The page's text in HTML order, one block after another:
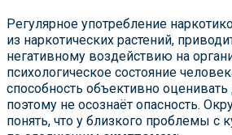
Регулярное употребление
из наркотических растений,
негативному воздействию на
психологическое состояние
способность объективно оценивать
поэтому не осознаёт опасность.
понять, что у близкого проблемы с